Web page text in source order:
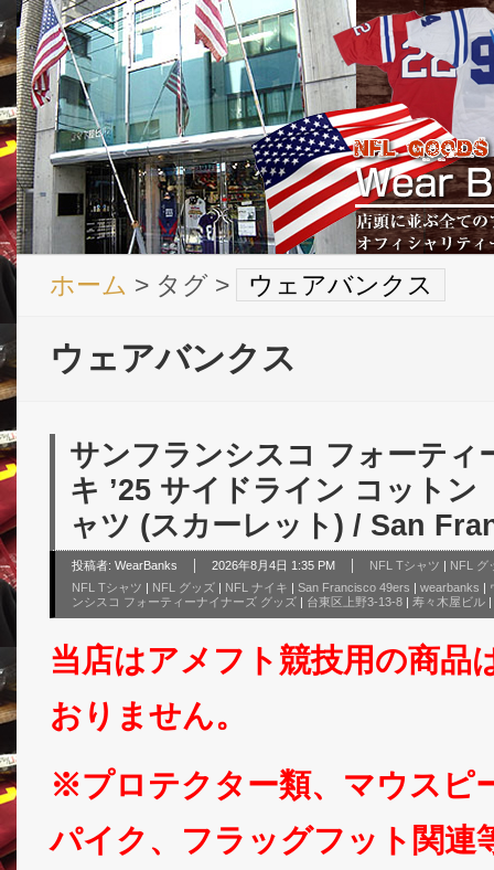
ホーム > タグ > ウェアバンクス
ウェアバンクス
サンフランシスコ フォーティ
キ ’25 サイドライン コット
ャツ (スカーレット) / San
投稿者: WearBanks 2026年8月4日 1:35 PM NFL Tシャツ
NFL グ
NFL Tシャツ | NFL グッズ | NFL ナイキ | San Francisco 49ers | wearbanks |
ンシスコ フォーティーナイナーズ グッズ | 台東区上野3-13-8 | 寿々木屋ビル |
当店はアメフト競技用の商品
おりません。
※プロテクター類、マウスピ
パイク、フラッグフット関連